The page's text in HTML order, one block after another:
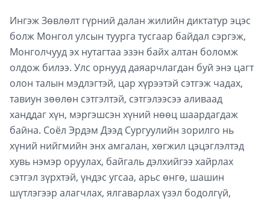
Ингэж Зөвлөлт гүрний далан жилийн диктатур эцэс
болж Монгол улсын туурга тусгаар байдал сэргэж,
Монголчууд эх нутагтаа эзэн байх алтан боломж
олдож билээ. Улс орнууд даяарчлагдан буй энэ цагт
олон талын мэдлэгтэй, цар хүрээтэй сэтгэж чадах,
тавиун зөөлөн сэтгэлтэй, сэтгэлээсээ аливаад
ханддаг хүн, мэргэшсэн хүний нөөц шаардагдаж
байна. Соёл Эрдэм Дээд Сургуулийн зорилго нь
хүний нийгмийн энх амгалан, хөгжил цэцэглэлтэд
хувь нэмэр оруулах, байгаль дэлхийгээ хайрлах
сэтгэл зүрхтэй, үндэс угсаа, арьс өнгө, шашин
шүтлэгээр алагчлах, ялгаварлах үзэл бодолгүй,